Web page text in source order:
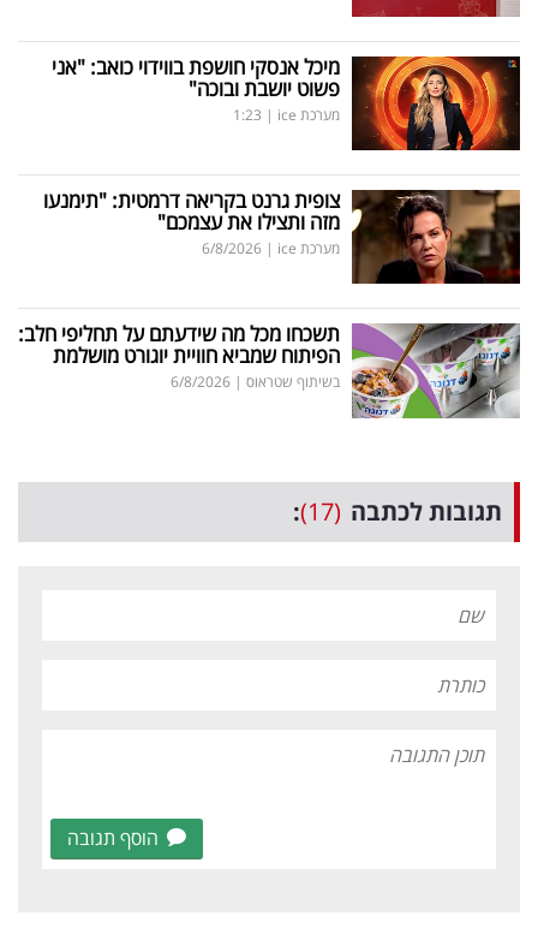
מיכל אנסקי חושפת בווידוי כואב: "אני
פשוט יושבת ובוכה"
מערכת ice |
1:23
צופית גרנט בקריאה דרמטית: "תימנעו
מזה ותצילו את עצמכם"
מערכת ice |
6/8/2026
תשכחו מכל מה שידעתם על תחליפי חלב:
הפיתוח שמביא חוויית יוגורט מושלמת
בשיתוף שטראוס |
6/8/2026
תגובות לכתבה (17)
:
הוסף תגובה